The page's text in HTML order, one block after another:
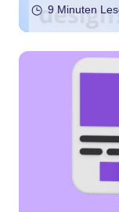
9 Minuten